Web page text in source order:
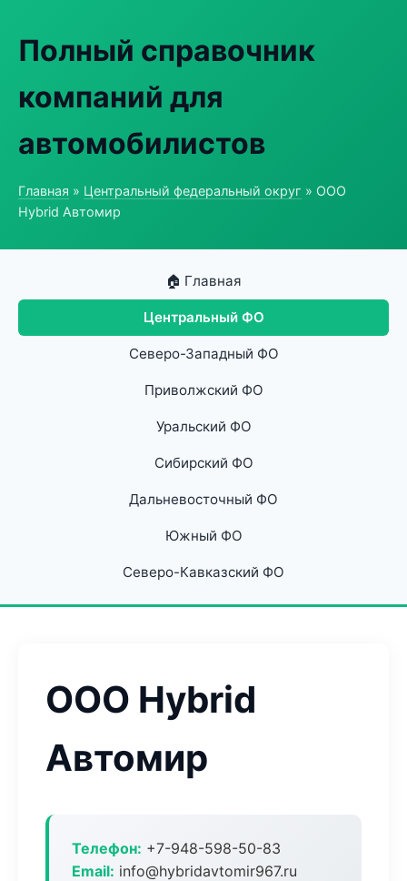
Полный справочник
компаний для
автомобилистов
Главная » Центральный федеральный округ » ООО
Hybrid Автомир
🏠 Главная
Центральный ФО
Северо-Западный ФО
Приволжский ФО
Уральский ФО
Сибирский ФО
Дальневосточный ФО
Южный ФО
Северо-Кавказский ФО
ООО Hybrid
Автомир
Телефон: +7-948-598-50-83
Email: info@hybridavtomir967.ru